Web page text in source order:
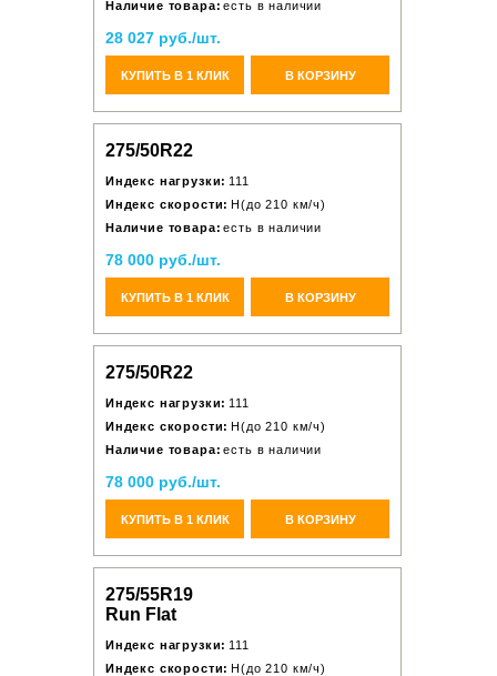
Наличие товара: есть в наличии
28 027 руб./шт.
КУПИТЬ В 1 КЛИК В КОРЗИНУ
275/50R22
Индекс нагрузки: 111
Индекс скорости: H(до 210 км/ч)
Наличие товара: есть в наличии
78 000 руб./шт.
КУПИТЬ В 1 КЛИК В КОРЗИНУ
275/50R22
Индекс нагрузки: 111
Индекс скорости: H(до 210 км/ч)
Наличие товара: есть в наличии
78 000 руб./шт.
КУПИТЬ В 1 КЛИК В КОРЗИНУ
275/55R19
Run Flat
Индекс нагрузки: 111
Индекс скорости: H(до 210 км/ч)